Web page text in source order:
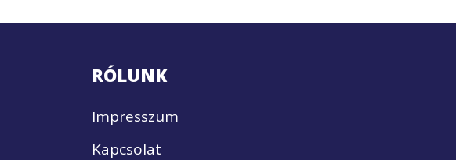
RÓLUNK
Impresszum
Kapcsolat